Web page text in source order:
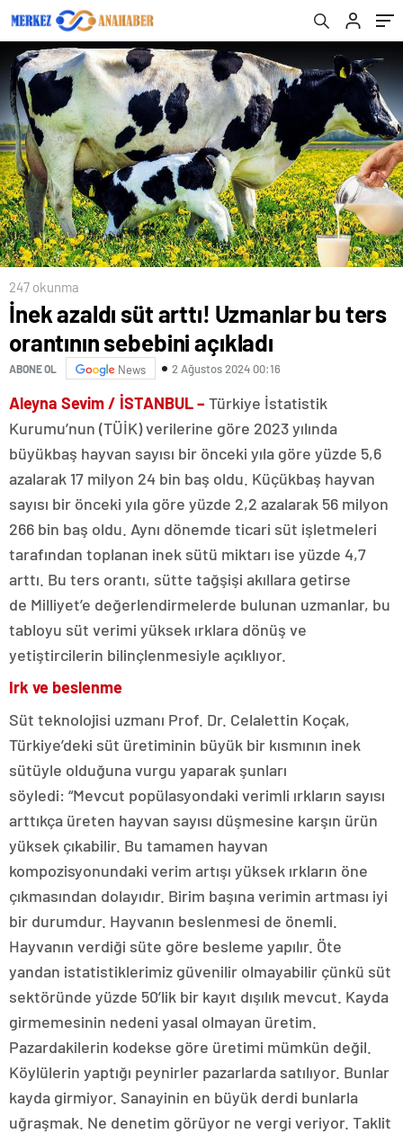
247 okunma
İnek azaldı süt arttı! Uzmanlar bu ters
orantının sebebini açıkladı
ABONE OL News 2 Ağustos 2024 00:16
Aleyna Sevim / İSTANBUL – Türkiye İstatistik
Kurumu’nun (TÜİK) verilerine göre 2023 yılında
büyükbaş hayvan sayısı bir önceki yıla göre yüzde 5,6
azalarak 17 milyon 24 bin baş oldu. Küçükbaş hayvan
sayısı bir önceki yıla göre yüzde 2,2 azalarak 56 milyon
266 bin baş oldu. Aynı dönemde ticari süt işletmeleri
tarafından toplanan inek sütü miktarı ise yüzde 4,7
arttı. Bu ters orantı, sütte tağşişi akıllara getirse
de Milliyet’e değerlendirmelerde bulunan uzmanlar, bu
tabloyu süt verimi yüksek ırklara dönüş ve
yetiştircilerin bilinçlenmesiyle açıklıyor.
Irk ve beslenme
Süt teknolojisi uzmanı Prof. Dr. Celalettin Koçak,
Türkiye’deki süt üretiminin büyük bir kısmının inek
sütüyle olduğuna vurgu yaparak şunları
söyledi: “Mevcut popülasyondaki verimli ırkların sayısı
arttıkça üreten hayvan sayısı düşmesine karşın ürün
yüksek çıkabilir. Bu tamamen hayvan
kompozisyonundaki verim artışı yüksek ırkların öne
çıkmasından dolayıdır. Birim başına verimin artması iyi
bir durumdur. Hayvanın beslenmesi de önemli.
Hayvanın verdiği süte göre besleme yapılır. Öte
yandan istatistiklerimiz güvenilir olmayabilir çünkü süt
sektöründe yüzde 50’lik bir kayıt dışılık mevcut. Kayda
girmemesinin nedeni yasal olmayan üretim.
Pazardakilerin kodekse göre üretimi mümkün değil.
Köylülerin yaptığı peynirler pazarlarda satılıyor. Bunlar
kayda girmiyor. Sanayinin en büyük derdi bunlarla
uğraşmak. Ne denetim görüyor ne vergi veriyor. Taklit